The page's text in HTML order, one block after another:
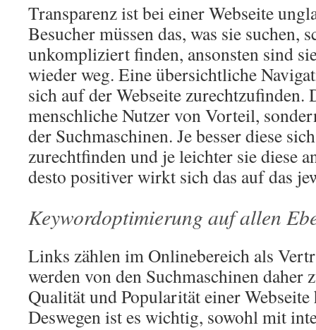
Transparenz ist bei einer Webseite
Besucher müssen das, was sie suchen,
unkompliziert finden, ansonsten sind
wieder weg. Eine übersichtliche
sich auf der Webseite
menschliche Nutzer von Vorteil,
der Suchmaschinen. Je besser diese
zurechtfinden und je leichter sie diese
desto positiver wirkt sich das auf das
Keywordoptimierung auf allen
Links zählen im Onlinebereich als
werden von den Suchmaschinen daher
Qualität und Popularität einer Webseite
Deswegen ist es wichtig, sowohl mit